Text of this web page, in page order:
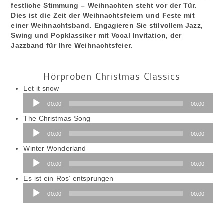
festliche Stimmung – Weihnachten steht vor der Tür.
Dies ist die Zeit der Weihnachtsfeiern und Feste mit
einer Weihnachtsband. Engagieren Sie stilvollem Jazz,
Swing und Popklassiker mit Vocal Invitation, der
Jazzband für Ihre Weihnachtsfeier.
Hörproben Christmas Classics
Let it snow
Audio-
Player
00:00 00:00
The Christmas Song
00:00 00:00
Winter Wonderland
Audio-
Player
00:00 00:00
Es ist ein Ros‘ entsprungen
00:00 00:00